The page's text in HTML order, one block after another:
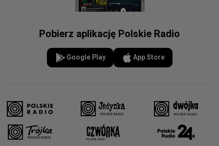
Pobierz aplikację Polskie Radio
Google Play App Store